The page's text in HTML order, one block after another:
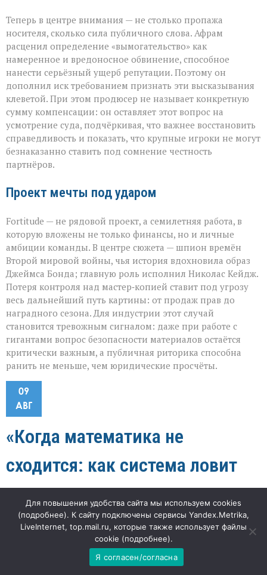
Теперь в центре внимания — не столько пропажа
носителя, сколько сила публичного слова. Афрам
расценил определение «вымогательство» как
намеренное и вредоносное обвинение, способное
нанести серьёзный ущерб репутации. Поэтому он
дополнил иск требованием признать эти высказывания
клеветой. При этом продюсер не называет конкретную
сумму компенсации: он оставляет этот вопрос на
усмотрение суда, подчёркивая, что важнее восстановить
справедливость и показать, что крупные игроки не могут
безнаказанно ставить под сомнение честность
партнёров.
Проект мечты под ударом
Fortitude — не рядовой проект, а семилетняя работа, в
которую вложены не только финансы, но и личные
амбиции команды. В центре сюжета — шпион времён
Второй мировой войны, чья история вдохновила образ
Джеймса Бонда; главную роль исполнил Николас Кейдж.
Потеря контроля над мастер‑копией ставит под угрозу
весь дальнейший путь картины: от продаж прав до
наградного сезона. Для индустрии этот случай
становится тревожным сигналом: даже при работе с
гигантами вопрос безопасности материалов остаётся
критически важным, а публичная риторика способна
ранить не меньше, чем юридические просчёты.
09
АВГ
«Когда математика не
сходится: как система ловит
нарушения в молоке»
"Наша газета" 60 Комментарии к
записи
математика
не
отключены
«Если баланс сырья и готового продукта не
сходится — это не ошибка подсчёта, а тревожный
Для повышения удобства сайта мы используем cookies
(подробнее). К сайту подключены сервисы Yandex.Metrika,
LiveInternet, top.mail.ru, которые также использует файлы
cookie (подробнее).
Я согласен/согласна